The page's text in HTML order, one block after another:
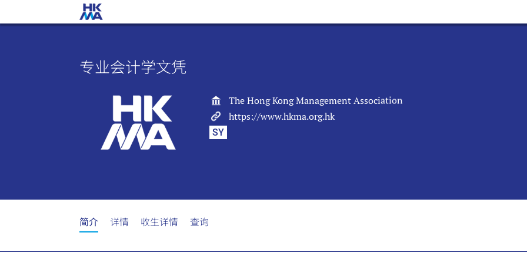
专业会计学文凭
The Hong Kong Management Association
https://www.hkma.org.hk
SY
简介 详情 收生详情 查询